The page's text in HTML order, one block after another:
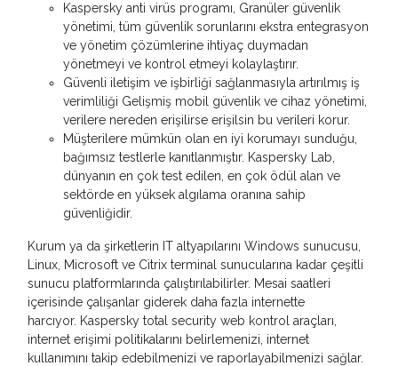
Kaspersky anti virüs programı, Granüler güvenlik
yönetimi, tüm güvenlik sorunlarını ekstra entegrasyon
ve yönetim çözümlerine ihtiyaç duymadan
yönetmeyi ve kontrol etmeyi kolaylaştırır.
Güvenli iletişim ve işbirliği sağlanmasıyla artırılmış iş
verimliliği Gelişmiş mobil güvenlik ve cihaz yönetimi,
verilere nereden erişilirse erişilsin bu verileri korur.
Müşterilere mümkün olan en iyi korumayı sunduğu,
bağımsız testlerle kanıtlanmıştır. Kaspersky Lab,
dünyanın en çok test edilen, en çok ödül alan ve
sektörde en yüksek algılama oranına sahip
güvenliğidir.
Kurum ya da şirketlerin IT altyapılarını Windows sunucusu,
Linux, Microsoft ve Citrix terminal sunucularına kadar çeşitli
sunucu platformlarında çalıştırılabilirler. Mesai saatleri
içerisinde çalışanlar giderek daha fazla internette
harcıyor. Kaspersky total security web kontrol araçları,
internet erişimi politikalarını belirlemenizi, internet
kullanımını takip edebilmenizi ve raporlayabilmenizi sağlar.